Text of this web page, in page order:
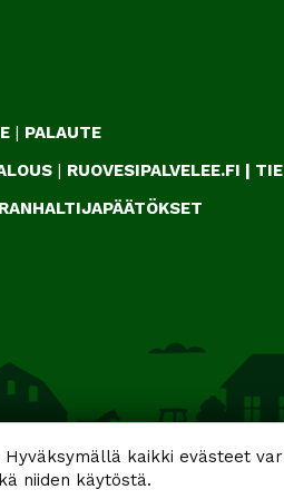
kaikki evästeet
niiden käytöstä.
| PALAUTE
| RUOVESIPALVELEE.FI |